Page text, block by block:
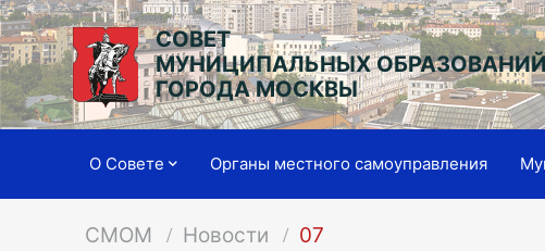
СОВЕТ
МУНИЦИПАЛЬНЫХ
ГОРОДА МОСКВЫ
О Совете Органы местного самоуправления
СМОМ Новости 07